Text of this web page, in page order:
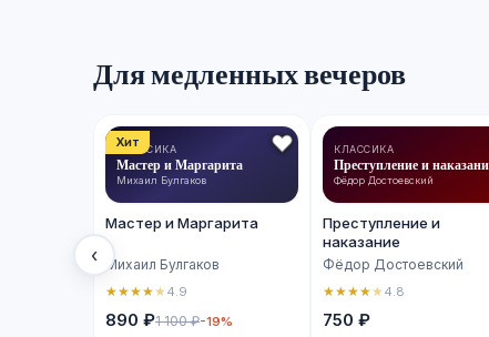
Для медленных вечеров
‹
Хит
КЛАССИКА
Мастер и Маргарита
Михаил Булгаков
Мастер и Маргарита
Михаил Булгаков
★★★★★4.9
890 ₽1 100 ₽-19%
КЛАССИКА
Преступление и
Фёдор Достоевский
Преступление и
наказание
Фёдор Достоевский
★★★★★4.8
750 ₽